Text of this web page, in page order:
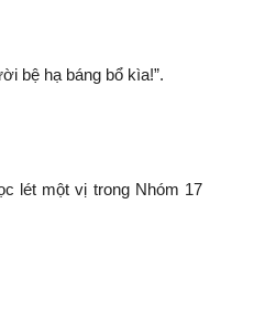
bệ hạ báng bổ kìa!”.
lét một vị trong Nhóm 17